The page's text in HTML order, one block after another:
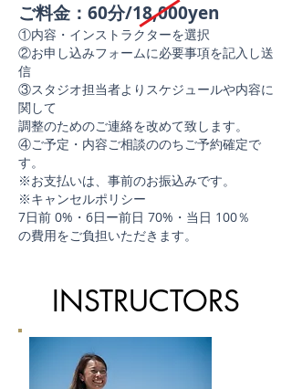
ご料金：60分/18,000yen
①内容・インストラクターを選択
②お申し込みフォームに必要事項を記入し送
信
③スタジオ担当者よりスケジュールや内容に
関して
調整のためのご連絡を改めて致します。
④ご予定・内容ご相談ののちご予約確定で
す。
※お支払いは、事前のお振込みです。
※キャンセルポリシー
7日前 0%・6日ー前日 70%・当日 100％
​の費用をご負担いただきます。
INSTRUCTORS